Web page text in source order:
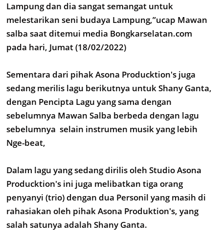
Lampung dan dia sangat semangat untuk
melestarikan seni budaya Lampung,”ucap Mawan
salba saat ditemui media Bongkarselatan.com
pada hari, Jumat (18/02/2022)
Sementara dari pihak Asona Producktion's juga
sedang merilis lagu berikutnya untuk Shany Ganta,
dengan Pencipta Lagu yang sama dengan
sebelumnya Mawan Salba berbeda dengan lagu
sebelumnya selain instrumen musik yang lebih
Nge-beat,
Dalam lagu yang sedang dirilis oleh Studio Asona
Producktion's ini juga melibatkan tiga orang
penyanyi (trio) dengan dua Personil yang masih di
rahasiakan oleh pihak Asona Produktion's, yang
salah satunya adalah Shany Ganta.